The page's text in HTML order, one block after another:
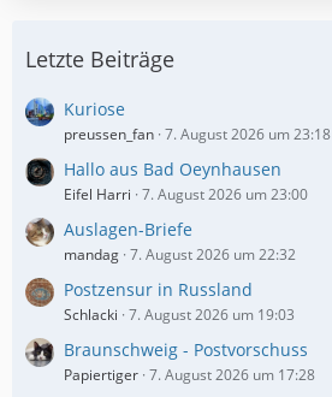
e
t
r
g
e
e
e
i
r
ä
g
e
Letzte Beiträge
Kuriose
preussen_fan 7. August 2026 um 23:18
Hallo aus Bad Oeynhausen
Eifel Harri 7. August 2026 um 23:00
Auslagen-Briefe
mandag 7. August 2026 um 22:32
Postzensur in Russland
Schlacki 7. August 2026 um 19:03
Braunschweig - Postvorschuss
Papiertiger 7. August 2026 um 17:28